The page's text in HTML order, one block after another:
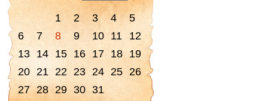
1 2 3 4
5
6
7 8 9 10 11
12
13 14 15 16 17 18 19
20 21 22 23 24 25 26
27 28 29 30 31